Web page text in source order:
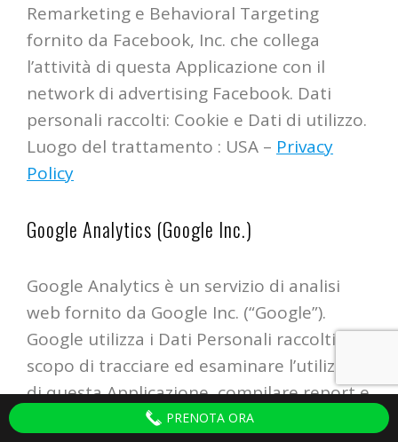
Remarketing e Behavioral Targeting
fornito da Facebook, Inc. che collega
l’attività di questa Applicazione con il
network di advertising Facebook. Dati
personali raccolti: Cookie e Dati di utilizzo.
Luogo del trattamento : USA – Privacy
Policy
Google Analytics (Google Inc.)
Google Analytics è un servizio di analisi
web fornito da Google Inc. (“Google”).
Google utilizza i Dati Personali raccolti allo
scopo di tracciare ed esaminare l’utilizzo
di questa Applicazione, compilare report e
condividerli con gli altri servizi sviluppati
PRENOTA ORA